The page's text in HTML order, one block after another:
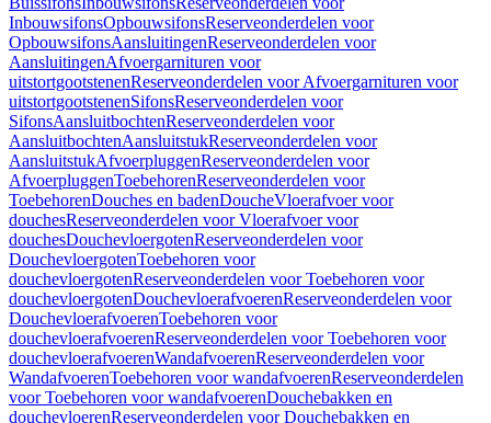
InbouwsifonsOpbouwsifonsReserveonderdelen voor
OpbouwsifonsAansluitingenReserveonderdelen voor
AansluitingenAfvoergarnituren voor
uitstortgootstenenReserveonderdelen voor Afvoergarnituren voor
uitstortgootstenenSifonsReserveonderdelen voor
SifonsAansluitbochtenReserveonderdelen voor
AansluitbochtenAansluitstukReserveonderdelen voor
AansluitstukAfvoerpluggenReserveonderdelen voor
AfvoerpluggenToebehorenReserveonderdelen voor
ToebehorenDouches en badenDoucheVloerafvoer voor
douchesReserveonderdelen voor Vloerafvoer voor
douchesDouchevloergotenReserveonderdelen voor
DouchevloergotenToebehoren voor
douchevloergotenReserveonderdelen voor Toebehoren voor
douchevloergotenDouchevloerafvoerenReserveonderdelen voor
DouchevloerafvoerenToebehoren voor
douchevloerafvoerenReserveonderdelen voor Toebehoren voor
douchevloerafvoerenWandafvoerenReserveonderdelen voor
WandafvoerenToebehoren voor wandafvoerenReserveonderdelen
voor Toebehoren voor wandafvoerenDouchebakken en
douchevloerenReserveonderdelen voor Douchebakken en